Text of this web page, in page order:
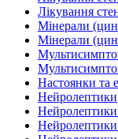
Лікування
Мінерали
Мінерали
Настоянки та
Нейролептики
Нейролептики